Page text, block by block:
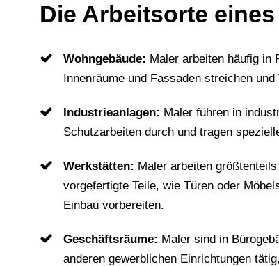
Die Arbeitsorte
Wohngebäude: Maler arbeiten häufig in
Innenräume und Fassaden streichen
Industrieanlagen: Maler führen in
Schutzarbeiten durch und tragen
Werkstätten: Maler arbeiten
vorgefertigte Teile, wie Türen oder
Einbau vorbereiten.
Geschäftsräume: Maler sind in
anderen gewerblichen Einrichtungen